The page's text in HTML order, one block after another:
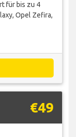
für bis zu 4
Opel Zefira,
€49